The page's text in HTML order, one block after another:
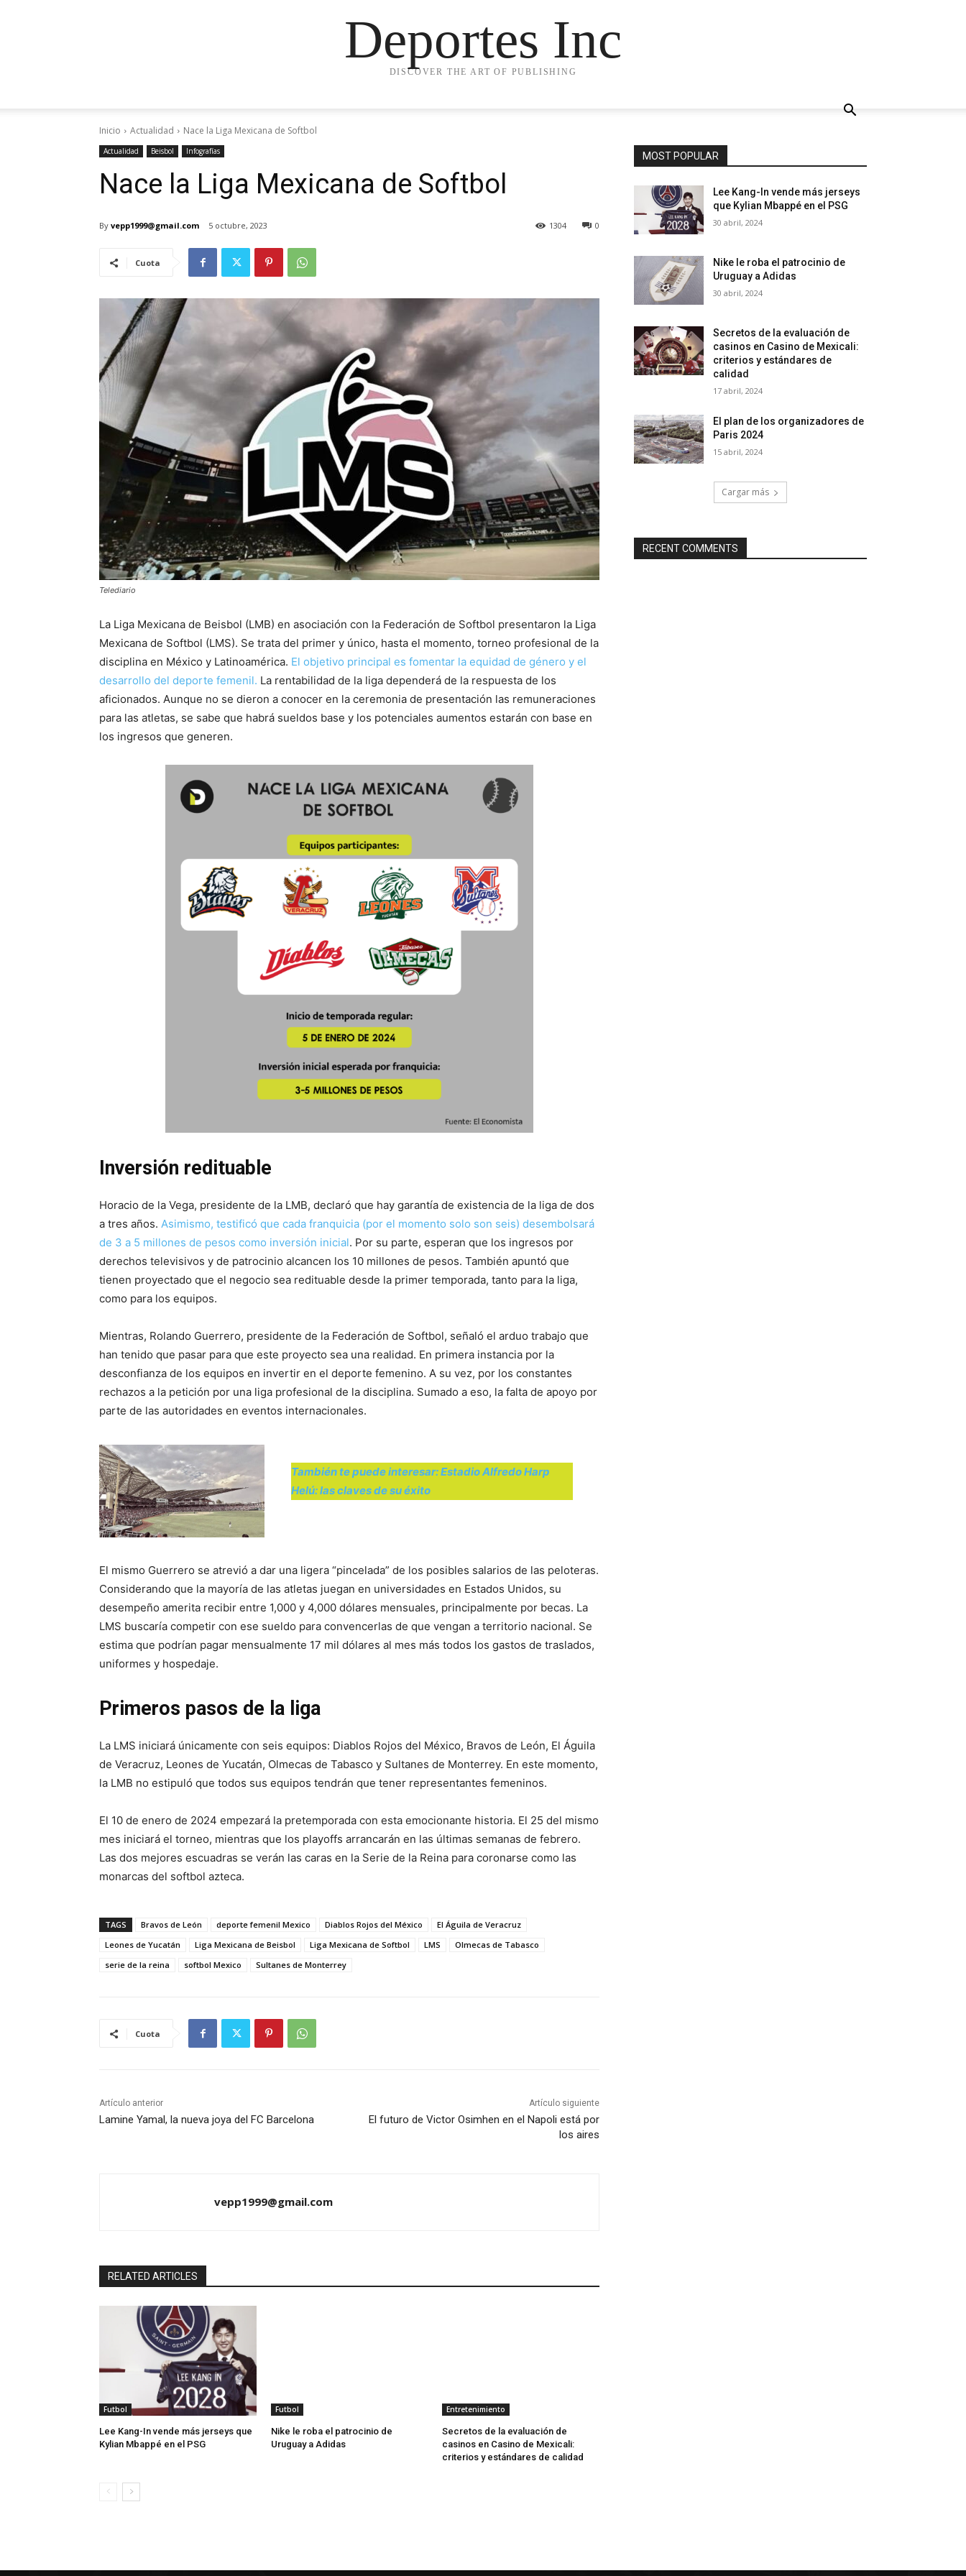
Deportes Inc
DISCOVER THE ART OF PUBLISHING
Inicio Actualidad Nace la Liga Mexicana de Softbol
Actualidad Beisbol Infografías
Nace la Liga Mexicana de Softbol
By vepp1999@gmail.com 5 octubre, 2023 0
1304
Cuota
Telediario
La Liga Mexicana de Beisbol (LMB) en asociación con la Federación de Softbol presentaron la Liga
Mexicana de Softbol (LMS). Se trata del primer y único, hasta el momento, torneo profesional de la
disciplina en México y Latinoamérica. El objetivo principal es fomentar la equidad de género y el
desarrollo del deporte femenil. La rentabilidad de la liga dependerá de la respuesta de los
aficionados. Aunque no se dieron a conocer en la ceremonia de presentación las remuneraciones
para las atletas, se sabe que habrá sueldos base y los potenciales aumentos estarán con base en
los ingresos que generen.
Inversión redituable
Horacio de la Vega, presidente de la LMB, declaró que hay garantía de existencia de la liga de dos
a tres años. Asimismo, testificó que cada franquicia (por el momento solo son seis) desembolsará
de 3 a 5 millones de pesos como inversión inicial. Por su parte, esperan que los ingresos por
derechos televisivos y de patrocinio alcancen los 10 millones de pesos. También apuntó que
tienen proyectado que el negocio sea redituable desde la primer temporada, tanto para la liga,
como para los equipos.
Mientras, Rolando Guerrero, presidente de la Federación de Softbol, señaló el arduo trabajo que
han tenido que pasar para que este proyecto sea una realidad. En primera instancia por la
desconfianza de los equipos en invertir en el deporte femenino. A su vez, por los constantes
rechazos a la petición por una liga profesional de la disciplina. Sumado a eso, la falta de apoyo por
parte de las autoridades en eventos internacionales.
También te puede interesar: Estadio Alfredo Harp
Helú: las claves de su éxito
El mismo Guerrero se atrevió a dar una ligera “pincelada” de los posibles salarios de las peloteras.
Considerando que la mayoría de las atletas juegan en universidades en Estados Unidos, su
desempeño amerita recibir entre 1,000 y 4,000 dólares mensuales, principalmente por becas. La
LMS buscaría competir con ese sueldo para convencerlas de que vengan a territorio nacional. Se
estima que podrían pagar mensualmente 17 mil dólares al mes más todos los gastos de traslados,
uniformes y hospedaje.
Primeros pasos de la liga
La LMS iniciará únicamente con seis equipos: Diablos Rojos del México, Bravos de León, El Águila
de Veracruz, Leones de Yucatán, Olmecas de Tabasco y Sultanes de Monterrey. En este momento,
la LMB no estipuló que todos sus equipos tendrán que tener representantes femeninos.
El 10 de enero de 2024 empezará la pretemporada con esta emocionante historia. El 25 del mismo
mes iniciará el torneo, mientras que los playoffs arrancarán en las últimas semanas de febrero.
Las dos mejores escuadras se verán las caras en la Serie de la Reina para coronarse como las
monarcas del softbol azteca.
TAGS Bravos de León deporte femenil Mexico Diablos Rojos del México
El Águila de Veracruz
Leones de Yucatán
Liga Mexicana de Beisbol Liga Mexicana de Softbol LMS
Olmecas de Tabasco
serie de la reina
softbol Mexico Sultanes de Monterrey
Cuota
Artículo anterior
Lamine Yamal, la nueva joya del FC Barcelona
Artículo siguiente
El futuro de Victor Osimhen en el Napoli está por
los aires
vepp1999@gmail.com
RELATED ARTICLES
Futbol
Lee Kang-In vende más jerseys que
Kylian Mbappé en el PSG
Futbol
Nike le roba el patrocinio de
Uruguay a Adidas
Entretenimiento
Secretos de la evaluación de
casinos en Casino de Mexicali:
сriterios y estándares de calidad
MOST POPULAR
Lee Kang-In vende más jerseys
que Kylian Mbappé en el PSG
30 abril, 2024
Nike le roba el patrocinio de
Uruguay a Adidas
30 abril, 2024
Secretos de la evaluación de
casinos en Casino de Mexicali:
сriterios y estándares de
calidad
17 abril, 2024
El plan de los organizadores de
Paris 2024
15 abril, 2024
Cargar más
RECENT COMMENTS